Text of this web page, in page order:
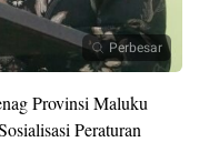
Perbesar
Provinsi Maluku
Peraturan